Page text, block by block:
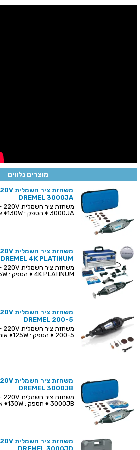
מוצרים נלווים
DREMEL 3000JA
3000JA ♦ הספק : 130W♦ אורך כלל...
DREMEL 4K PLATINUM
4K PLATINUM ♦ הספק : 175W♦ אורך כללי :...
DREMEL 200-5
200-5 ♦ הספק : 125W♦ אורך כללי ...
DREMEL 3000JB
3000JB ♦ הספק : 130W♦ אורך כלל...